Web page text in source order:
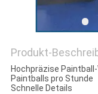
Produkt-
Hochpräzise
Paintballs pro Stunde
Schnelle Details